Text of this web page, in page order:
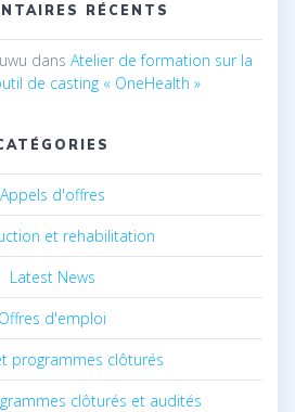
RÉCENTS
dans Atelier de formation sur la
de casting « OneHealth »
Appels d'offres
et rehabilitation
Latest News
Offres d'emploi
programmes clôturés
clôturés et audités